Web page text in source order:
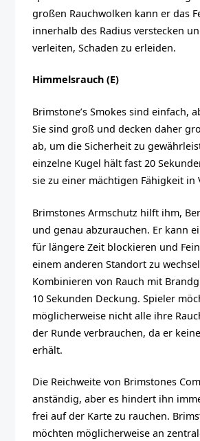
großen Rauchwolken kann er das
innerhalb des Radius verstecken
verleiten, Schaden zu erleiden.
Himmelsrauch (E)
Brimstone’s Smokes sind einfach,
Sie sind groß und decken daher
ab, um die Sicherheit zu
einzelne Kugel hält fast 20
sie zu einer mächtigen Fähigkeit in
Brimstones Armschutz hilft ihm,
und genau abzurauchen. Er kann
für längere Zeit blockieren und
einem anderen Standort zu
Kombinieren von Rauch mit
10 Sekunden Deckung. Spieler
möglicherweise nicht alle ihre
der Runde verbrauchen, da er
erhält.
Die Reichweite von Brimstones
anständig, aber es hindert ihn
frei auf der Karte zu rauchen.
möchten möglicherweise an